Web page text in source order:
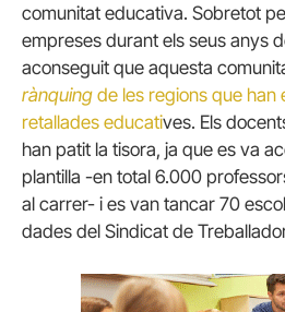
comunitat educativa. Sobretot
empreses durant els seus anys
aconseguit que aquesta
rànquing de les regions que han
retallades educatives. Els
han patit la tisora, ja que es va
plantilla -en total 6.000
al carrer- i es van tancar 70
dades del Sindicat de